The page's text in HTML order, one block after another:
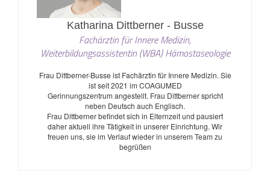
Katharina Dittberner - Busse
Fachärztin für Innere Medizin,
Weiterbildungsassistentin (WBA) Hämostaseologie
Frau Dittberner-Busse ist Fachärztin für Innere Medizin. Sie
ist seit 2021 im COAGUMED
Gerinnungszentrum angestellt. Frau Dittberner spricht
neben Deutsch auch Englisch.
Frau Dittberner befindet sich in Elternzeit und pausiert
daher aktuell ihre Tätigkeit in unserer Einrichtung. Wir
freuen uns, sie im Verlauf wieder in unserem Team zu
begrüßen